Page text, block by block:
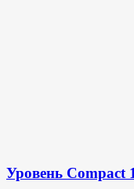
Уровень Compact